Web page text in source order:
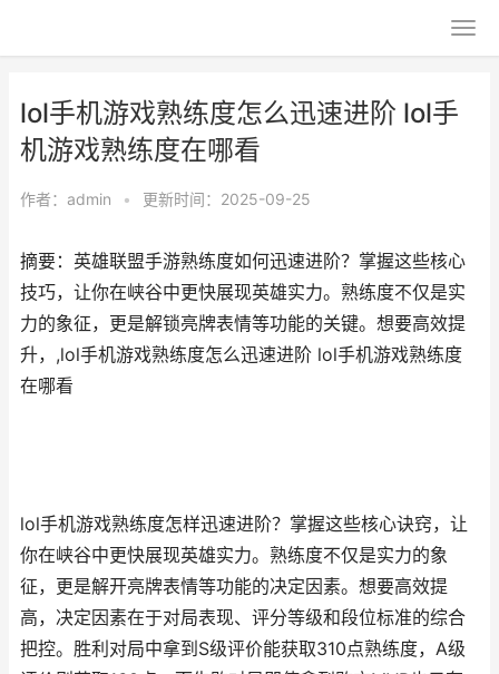
lol手机游戏熟练度怎么迅速进阶 lol手
机游戏熟练度在哪看
作者： admin • 更新时间：2025-09-25
摘要：英雄联盟手游熟练度如何迅速进阶？掌握这些核心
技巧，让你在峡谷中更快展现英雄实力。熟练度不仅是实
力的象征，更是解锁亮牌表情等功能的关键。想要高效提
升，,lol手机游戏熟练度怎么迅速进阶 lol手机游戏熟练度
在哪看
lol手机游戏熟练度怎样迅速进阶？掌握这些核心诀窍，让
你在峡谷中更快展现英雄实力。熟练度不仅是实力的象
征，更是解开亮牌表情等功能的决定因素。想要高效提
高，决定因素在于对局表现、评分等级和段位标准的综合
把控。胜利对局中拿到S级评价能获取310点熟练度，A级